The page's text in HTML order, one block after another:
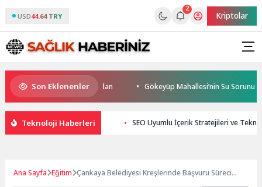
USD44.64 TRY
2
Kriptolar
Son Eklenenler
start Başkan Büyükakın’dan Gökeyüp Mahallesi’nin Su Sorunu
Teknoloji Haberleri SEO Uyumlu İçerik Stratejileri ve
Ana Sayfa Eğitim Çankaya Belediyesi Kreşlerinde Başvuru Süreci